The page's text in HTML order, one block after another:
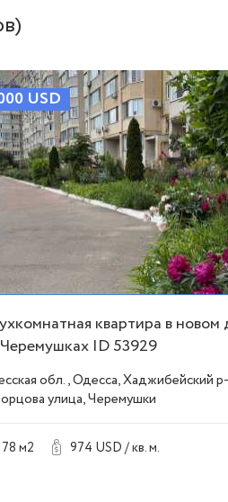
USD
квартира в новом
ID 53929
обл., Одесса, Хаджибейский
улица, Черемушки
78 м2 974 USD / кв. м.